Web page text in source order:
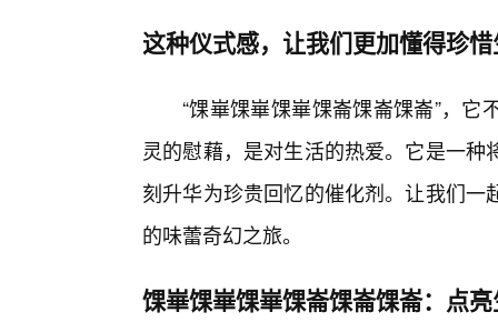
这种仪式感，让我们更加懂得珍
“馃崋馃崋馃崋馃崙馃崙馃崙”，
灵的慰藉，是对生活的热爱。它是一
刻升华为珍贵回忆的催化剂。让我们
的味蕾奇幻之旅。
馃崋馃崋馃崋馃崙馃崙馃崙：点